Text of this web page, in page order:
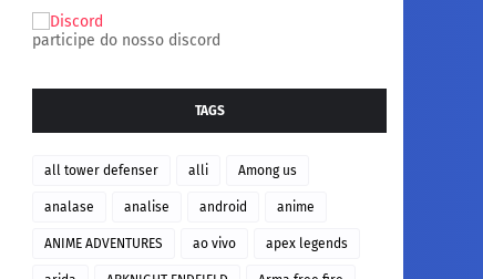
participe do nosso discord
TAGS
all tower defenser alli Among us
analase analise android anime
ANIME ADVENTURES ao vivo apex legends